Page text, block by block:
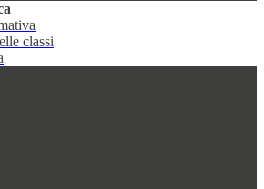
classi